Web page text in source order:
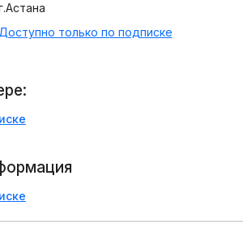
Доступно только по подписке